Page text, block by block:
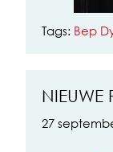
Tags: Bep
NIEUWE
27